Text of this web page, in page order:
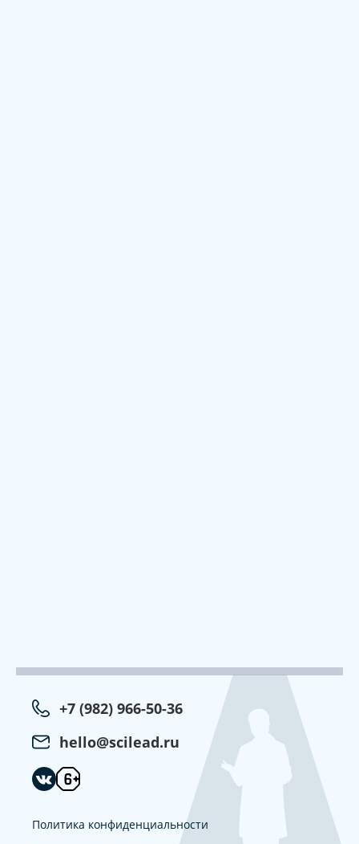
+7 (982) 966-50-36
hello@scilead.ru
Политика конфиденциальности